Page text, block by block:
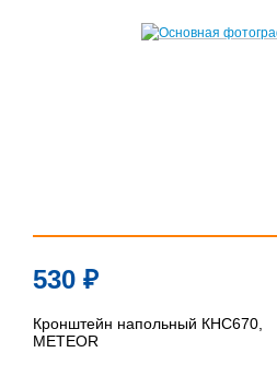
530 ₽
Кронштейн напольный КНС670,
METEOR